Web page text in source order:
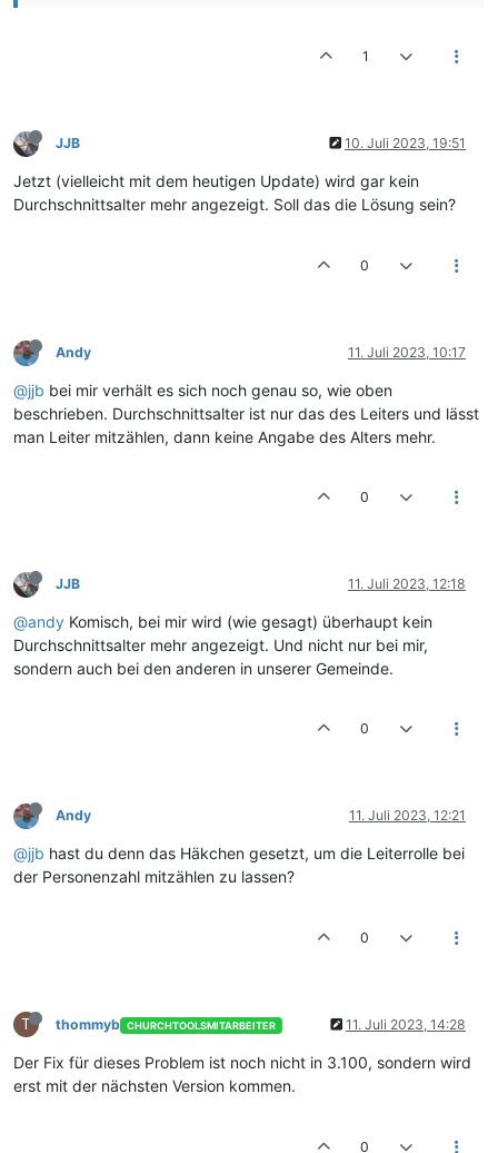
1
JJB 10. Juli 2023, 19:51
Jetzt (vielleicht mit dem heutigen Update) wird gar kein
Durchschnittsalter mehr angezeigt. Soll das die Lösung sein?
0
Andy 11. Juli 2023, 10:17
@jjb bei mir verhält es sich noch genau so, wie oben
beschrieben. Durchschnittsalter ist nur das des Leiters und lässt
man Leiter mitzählen, dann keine Angabe des Alters mehr.
0
JJB 11. Juli 2023, 12:18
@andy Komisch, bei mir wird (wie gesagt) überhaupt kein
Durchschnittsalter mehr angezeigt. Und nicht nur bei mir,
sondern auch bei den anderen in unserer Gemeinde.
0
Andy 11. Juli 2023, 12:21
@jjb hast du denn das Häkchen gesetzt, um die Leiterrolle bei
der Personenzahl mitzählen zu lassen?
0
T thommyb CHURCHTOOLSMITARBEITER 11. Juli 2023, 14:28
Der Fix für dieses Problem ist noch nicht in 3.100, sondern wird
erst mit der nächsten Version kommen.
0